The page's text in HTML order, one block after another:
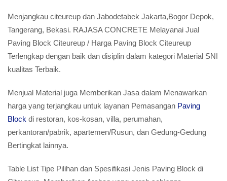
Menjangkau citeureup dan Jabodetabek Jakarta,Bogor Depok,
Tangerang, Bekasi. RAJASA CONCRETE Melayanai Jual
Paving Block Citeureup / Harga Paving Block Citeureup
Terlengkap dengan baik dan disiplin dalam kategori Material SNI
kualitas Terbaik.
Menjual Material juga Memberikan Jasa dalam Menawarkan
harga yang terjangkau untuk layanan Pemasangan Paving
Block di restoran, kos-kosan, villa, perumahan,
perkantoran/pabrik, apartemen/Rusun, dan Gedung-Gedung
Bertingkat lainnya.
Table List Tipe Pilihan dan Spesifikasi Jenis Paving Block di